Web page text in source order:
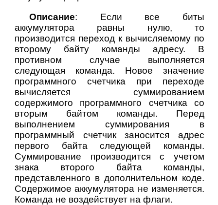
Описание: Если все биты
аккумулятора равны нулю, то
производится переход к вычисляемому по
второму байту команды адресу. В
противном случае выполняется
следующая команда. Новое значение
программного счетчика при переходе
вычисляется суммированием
содержимого программного счетчика со
вторым байтом команды. Перед
выполнением суммирования в
программный счетчик заносится адрес
первого байта следующей команды.
Суммирование производится с учетом
знака второго байта команды,
представленного в дополнительном коде.
Содержимое аккумулятора не изменяется.
Команда не воздействует на флаги.